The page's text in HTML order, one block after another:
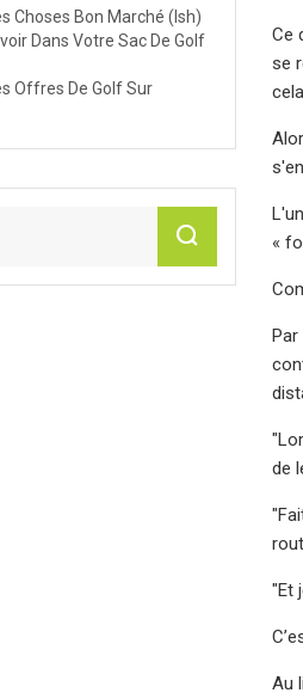
Choses Bon Marché (ish)
Dans Votre Sac De Golf
Offres De Golf Sur
Ce
se
«
de
"Et
Au